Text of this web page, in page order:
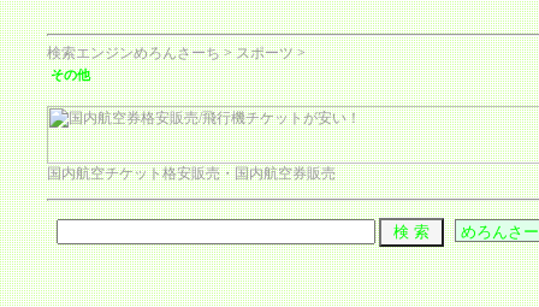
検索エンジンめろんさーち>スポーツ>
その他
国内航空チケット格安販売・国内航空券販売